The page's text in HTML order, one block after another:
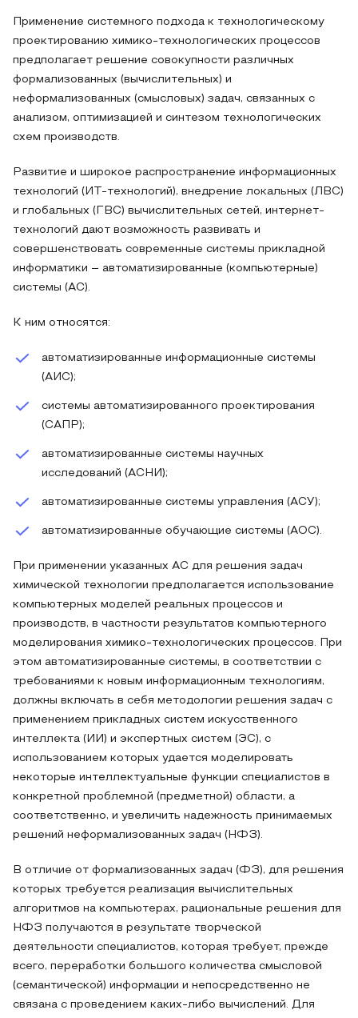
Применение системного подхода к технологическому
проектированию химико-технологических процессов
предполагает решение совокупности различных
формализованных (вычислительных) и
неформализованных (смысловых) задач, связанных с
анализом, оптимизацией и синтезом технологических
схем производств.
Развитие и широкое распространение информационных
технологий (ИТ-технологий), внедрение локальных (ЛВС)
и глобальных (ГВС) вычислительных сетей, интернет-
технологий дают возможность развивать и
совершенствовать современные системы прикладной
информатики – автоматизированные (компьютерные)
системы (АС).
К ним относятся:
автоматизированные информационные системы
(АИС);
системы автоматизированного проектирования
(САПР);
автоматизированные системы научных
исследований (АСНИ);
автоматизированные системы управления (АСУ);
автоматизированные обучающие системы (АОС).
При применении указанных АС для решения задач
химической технологии предполагается использование
компьютерных моделей реальных процессов и
производств, в частности результатов компьютерного
моделирования химико-технологических процессов. При
этом автоматизированные системы, в соответствии с
требованиями к новым информационным технологиям,
должны включать в себя методологии решения задач с
применением прикладных систем искусственного
интеллекта (ИИ) и экспертных систем (ЭС), с
использованием которых удается моделировать
некоторые интеллектуальные функции специалистов в
конкретной проблемной (предметной) области, а
соответственно, и увеличить надежность принимаемых
решений неформализованных задач (НФЗ).
В отличие от формализованных задач (ФЗ), для решения
которых требуется реализация вычислительных
алгоритмов на компьютерах, рациональные решения для
НФЗ получаются в результате творческой
деятельности специалистов, которая требует, прежде
всего, переработки большого количества смысловой
(семантической) информации и непосредственно не
связана с проведением каких-либо вычислений. Для